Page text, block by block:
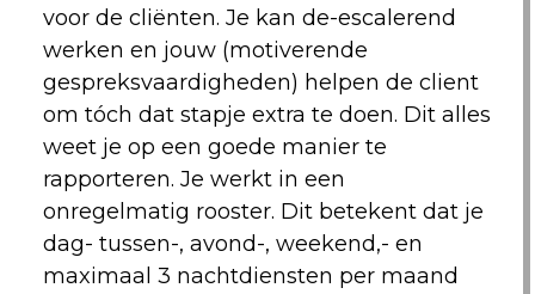
voor de cliënten. Je kan de-escalerend
werken en jouw (motiverende
gespreksvaardigheden) helpen de client
om tóch dat stapje extra te doen. Dit alles
weet je op een goede manier te
rapporteren. Je werkt in een
onregelmatig rooster. Dit betekent dat je
dag- tussen-, avond-, weekend,- en
maximaal 3 nachtdiensten per maand